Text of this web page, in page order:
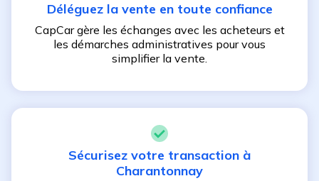
Déléguez la vente en toute confiance
CapCar gère les échanges avec les acheteurs et
les démarches administratives pour vous
simplifier la vente.
Sécurisez votre transaction à
Charantonnay